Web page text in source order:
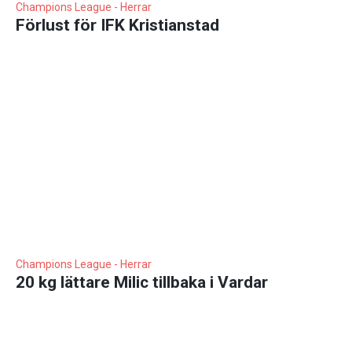
Champions League - Herrar
Förlust för IFK Kristianstad
Champions League - Herrar
20 kg lättare Milic tillbaka i Vardar